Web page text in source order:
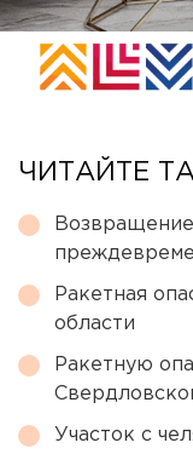
ЧИТАЙТЕ
Ракетная
области
Ракетную
Участок с